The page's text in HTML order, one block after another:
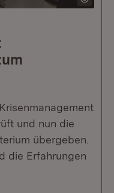
und nun die
übergeben.
die Erfahrungen